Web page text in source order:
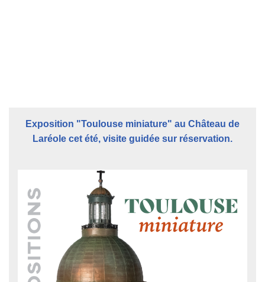
Exposition "Toulouse miniature" au Château de
Laréole cet été, visite guidée sur réservation.